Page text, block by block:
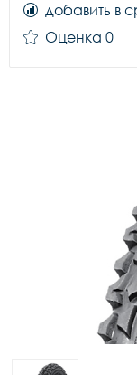
добавить в
Оценка 0